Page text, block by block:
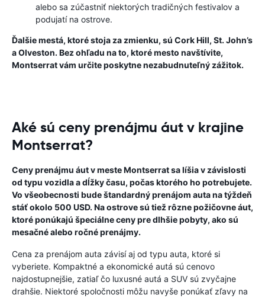
alebo sa zúčastniť niektorých tradičných festivalov a
podujatí na ostrove.
Ďalšie mestá, ktoré stoja za zmienku, sú Cork Hill, St. John’s
a Olveston. Bez ohľadu na to, ktoré mesto navštívite,
Montserrat vám určite poskytne nezabudnuteľný zážitok.
Aké sú ceny prenájmu áut v krajine
Montserrat?
Ceny prenájmu áut v meste Montserrat sa líšia v závislosti
od typu vozidla a dĺžky času, počas ktorého ho potrebujete.
Vo všeobecnosti bude štandardný prenájom auta na týždeň
stáť okolo 500 USD. Na ostrove sú tiež rôzne požičovne áut,
ktoré ponúkajú špeciálne ceny pre dlhšie pobyty, ako sú
mesačné alebo ročné prenájmy.
Cena za prenájom auta závisí aj od typu auta, ktoré si
vyberiete. Kompaktné a ekonomické autá sú cenovo
najdostupnejšie, zatiaľ čo luxusné autá a SUV sú zvyčajne
drahšie. Niektoré spoločnosti môžu navyše ponúkať zľavy na